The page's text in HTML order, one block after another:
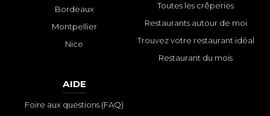
Bordeaux
Montpellier
Nice
Toutes les crêperies
Restaurants autour de moi
Trouvez votre restaurant idéal
Restaurant du mois
AIDE
Foire aux questions (FAQ)